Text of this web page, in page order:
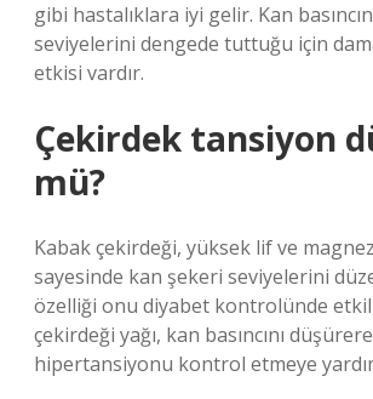
gibi hastalıklara iyi gelir. Kan
seviyelerini dengede tuttuğu için
etkisi vardır.
Çekirdek tansiyon
mü?
Kabak çekirdeği, yüksek lif ve
sayesinde kan şekeri seviyelerini
özelliği onu diyabet kontrolünde
çekirdeği yağı, kan basıncını
hipertansiyonu kontrol etmeye